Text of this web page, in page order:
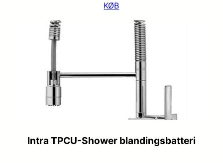
KØB
Intra TPCU-Shower blandingsbatteri